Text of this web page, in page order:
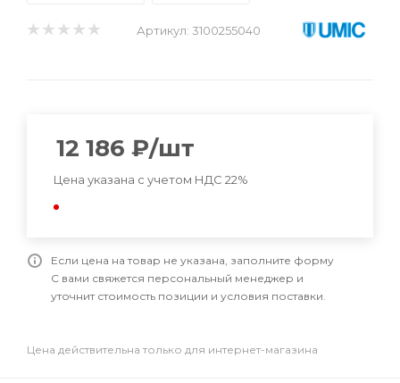
Артикул: 3100255040
12 186 ₽/шт
Цена указана с учетом НДС 22%
Если цена на товар не указана, заполните форму
С вами свяжется персональный менеджер и
уточнит стоимость позиции и условия поставки.
Цена действительна только для интернет-магазина